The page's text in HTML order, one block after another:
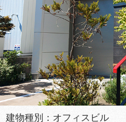
建物種別：オフィスビル